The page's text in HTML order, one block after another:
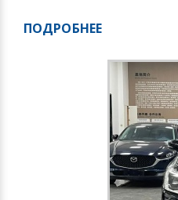
ПОДРОБНЕЕ